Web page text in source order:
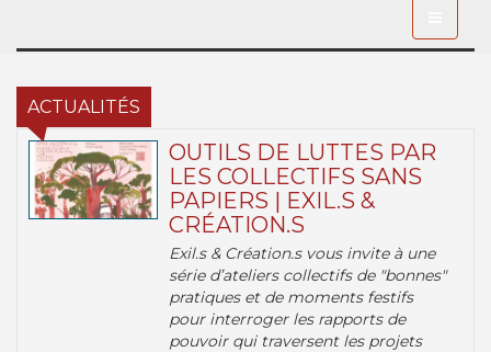
ACTUALITÉS
OUTILS DE LUTTES PAR
LES COLLECTIFS SANS
PAPIERS | EXIL.S &
CRÉATION.S
Exil.s & Création.s vous invite à une
série d’ateliers collectifs de "bonnes"
pratiques et de moments festifs
pour interroger les rapports de
pouvoir qui traversent les projets